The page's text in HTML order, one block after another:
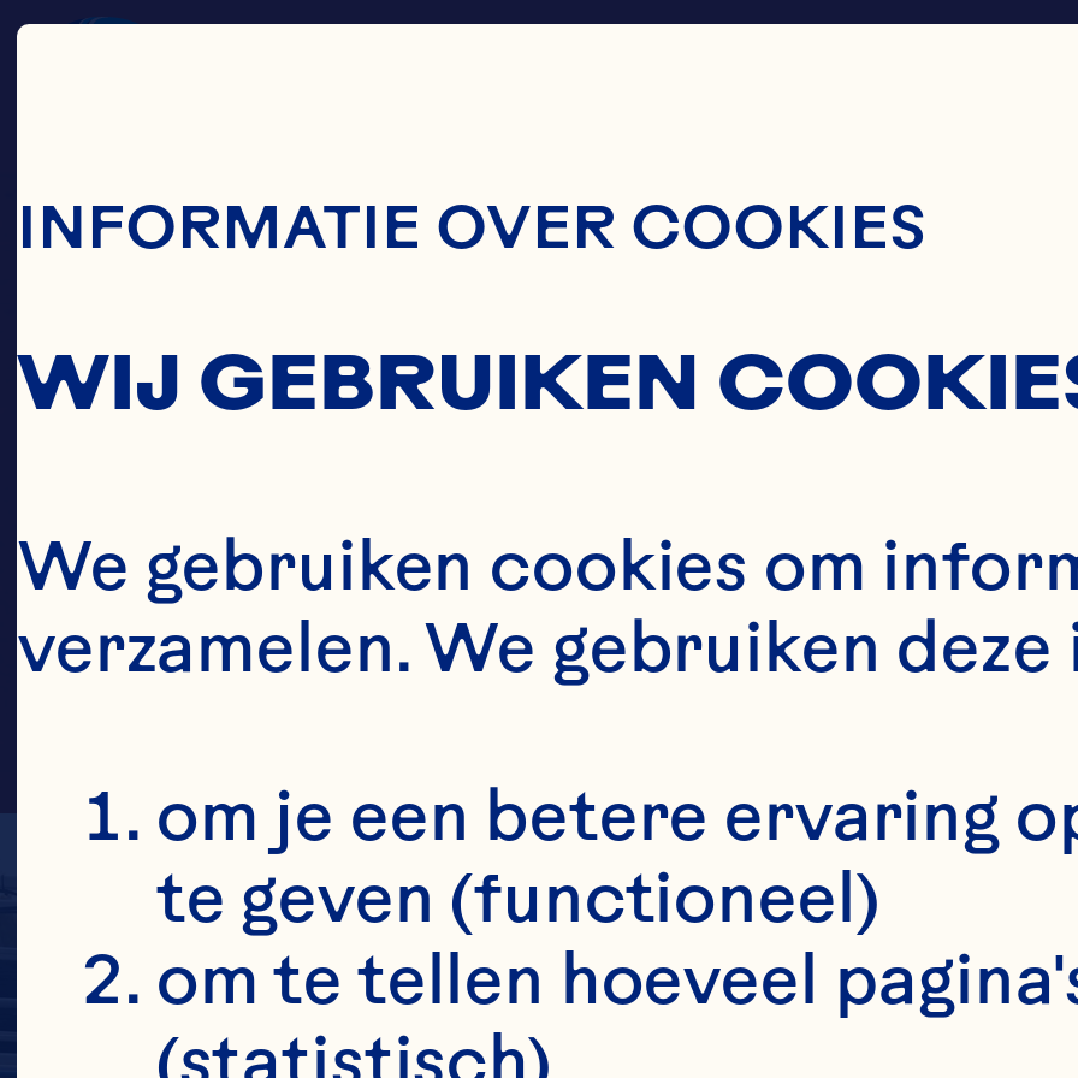
BIELER
INFORMATIE OVER COOKIES
WIJ GEBRUIKEN
We gebruiken cookies om
verzamelen. We gebruiken
om je een betere ervaring
te geven (functioneel)
om te tellen hoeveel
(statistisch)